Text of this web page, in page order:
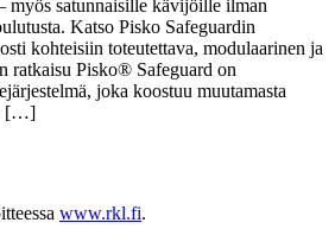
myös satunnaisille kävijöille ilman
Katso Pisko Safeguardin
kohteisiin toteutettava, modulaarinen ja
ratkaisu Pisko® Safeguard on
joka koostuu muutamasta
[…]
www.rkl.fi.